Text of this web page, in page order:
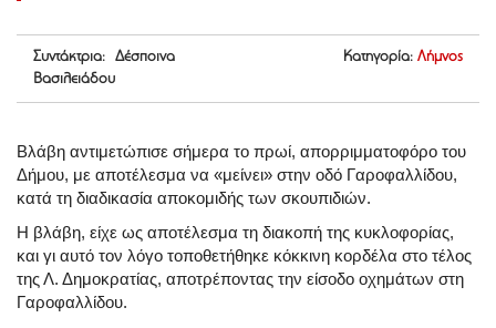
Συντάκτρια: Δέσποινα
Βασιλειάδου
Κατηγορία: Λήμνος
Βλάβη αντιμετώπισε σήμερα το πρωί, απορριμματοφόρο του
Δήμου, με αποτέλεσμα να «μείνει» στην οδό Γαροφαλλίδου,
κατά τη διαδικασία αποκομιδής των σκουπιδιών.
Η βλάβη, είχε ως αποτέλεσμα τη διακοπή της κυκλοφορίας,
και γι αυτό τον λόγο τοποθετήθηκε κόκκινη κορδέλα στο τέλος
της Λ. Δημοκρατίας, αποτρέποντας την είσοδο οχημάτων στη
Γαροφαλλίδου.